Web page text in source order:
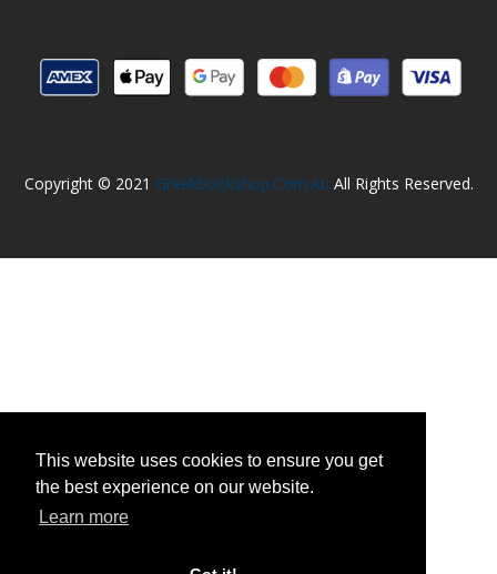
This website uses cookies to ensure you get
the best experience on our website.
Learn more
Copyright © 2021 Greekbookshop.com.au All Rights Reserved.